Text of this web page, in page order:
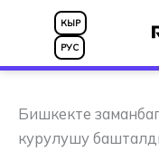
КЫР
РУС
Бишкекте
курулушу